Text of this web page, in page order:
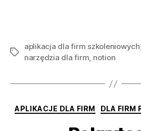
Tagi
aplikacja dla firm szkoleniowych,
narzędzia dla firm, notion
APLIKACJE DLA FIRM DLA FIRM